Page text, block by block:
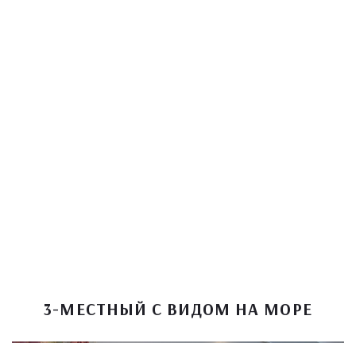
3-МЕСТНЫЙ С ВИДОМ НА МОРЕ